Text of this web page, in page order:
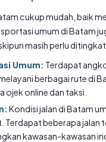
cukup mudah, baik
umum di Batam
masih perlu
Umum: Terdapat
berbagai rute di
ojek online dan taksi.
Kondisi jalan di Batam
Terdapat beberapa jalan
kawasan-kawasan